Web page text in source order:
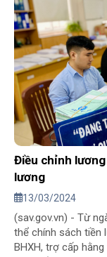
Điều chỉnh
lương
13/03/2024
(sav.gov.vn) - Từ
thể chính sách tiền
BHXH, trợ cấp